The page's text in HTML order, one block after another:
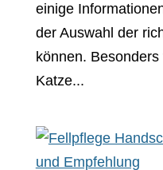
einige
der Auswahl der
können.
Katze...